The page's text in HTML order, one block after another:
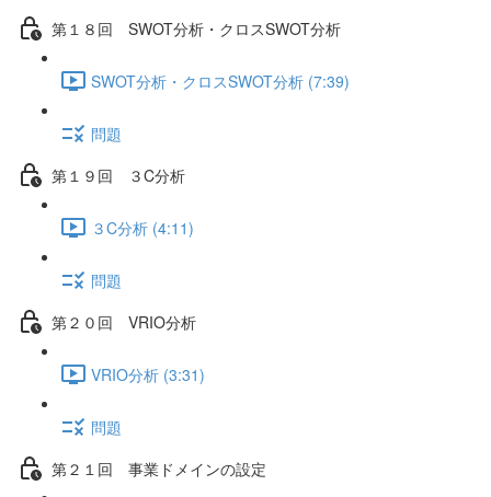
第１８回 SWOT分析・クロスSWOT分析
SWOT分析・クロスSWOT分析 (7:39)
問題
第１９回 ３C分析
３C分析 (4:11)
問題
第２０回 VRIO分析
VRIO分析 (3:31)
問題
第２１回 事業ドメインの設定